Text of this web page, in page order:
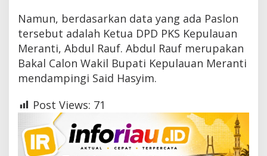
o
v
d
-
1
9
Namun, berdasarkan data yang ada Paslon
tersebut adalah Ketua DPD PKS Kepulauan
Meranti, Abdul Rauf. Abdul Rauf merupakan
Bakal Calon Wakil Bupati Kepulauan Meranti
mendampingi Said Hasyim.
Post Views: 71